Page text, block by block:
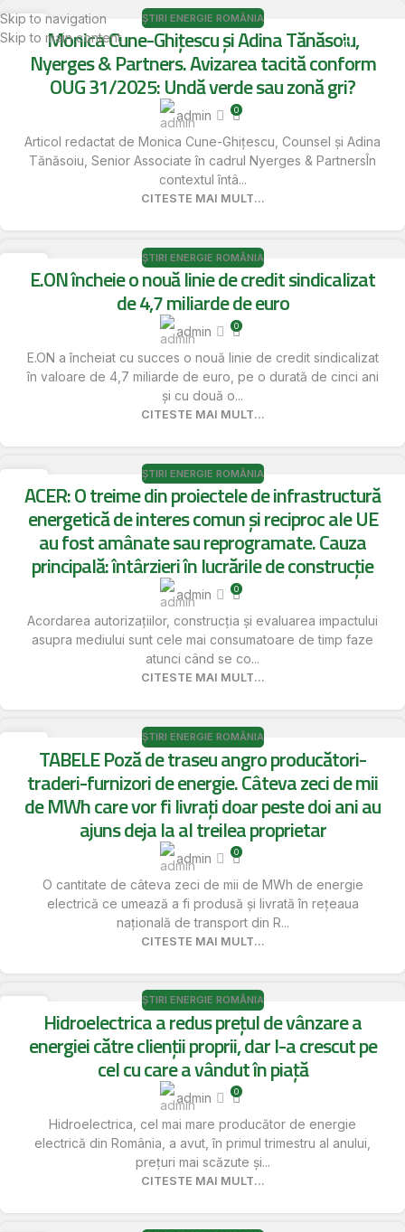
Skip to navigation
Skip to main content
19
MAI
ȘTIRI ENERGIE ROMÂNIA
Monica Cune-Ghițescu și Adina Tănăsoiu,
Nyerges & Partners. Avizarea tacită conform
OUG 31/2025: Undă verde sau zonă gri?
admin 0
Articol redactat de Monica Cune-Ghițescu, Counsel și Adina
Tănăsoiu, Senior Associate în cadrul Nyerges & PartnersÎn
contextul întâ...
CITESTE MAI MULT...
19
MAI
ȘTIRI ENERGIE ROMÂNIA
E.ON încheie o nouă linie de credit sindicalizat
de 4,7 miliarde de euro
admin 0
E.ON a încheiat cu succes o nouă linie de credit sindicalizat
în valoare de 4,7 miliarde de euro, pe o durată de cinci ani
și cu două o...
CITESTE MAI MULT...
19
MAI
ȘTIRI ENERGIE ROMÂNIA
ACER: O treime din proiectele de infrastructură
energetică de interes comun și reciproc ale UE
au fost amânate sau reprogramate. Cauza
principală: întârzieri în lucrările de construcție
admin 0
Acordarea autorizațiilor, construcția și evaluarea impactului
asupra mediului sunt cele mai consumatoare de timp faze
atunci când se co...
CITESTE MAI MULT...
ȘTIRI ENERGIE ROMÂNIA
TABELE Poză de traseu angro producători-
traderi-furnizori de energie. Câteva zeci de mii
de MWh care vor fi livrați doar peste doi ani au
ajuns deja la al treilea proprietar
admin 0
O cantitate de câteva zeci de mii de MWh de energie
electrică ce umează a fi produsă și livrată în rețeaua
națională de transport din R...
CITESTE MAI MULT...
ȘTIRI ENERGIE ROMÂNIA
Hidroelectrica a redus prețul de vânzare a
energiei către clienții proprii, dar l-a crescut pe
cel cu care a vândut în piață
admin 0
Hidroelectrica, cel mai mare producător de energie
electrică din România, a avut, în primul trimestru al anului,
prețuri mai scăzute și...
CITESTE MAI MULT...